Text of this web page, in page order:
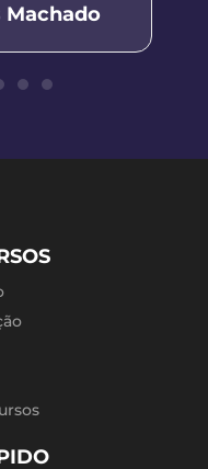
Machado